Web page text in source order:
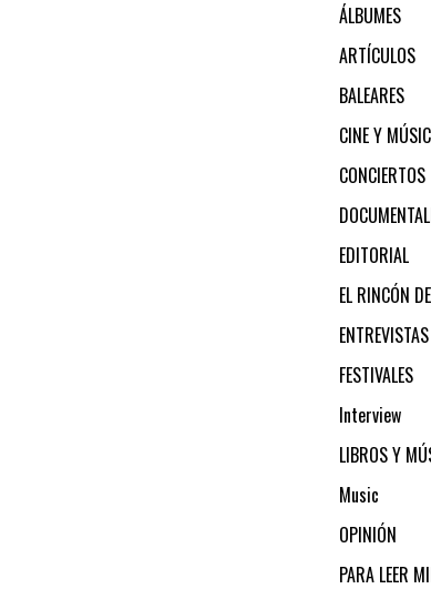
ÁLBUMES
ARTÍCULOS
BALEARES
CINE Y
CONCIERTOS
EDITORIAL
EL RINCÓN
ENTREVISTAS
FESTIVALES
Interview
LIBROS Y
Music
OPINIÓN
PARA LEER